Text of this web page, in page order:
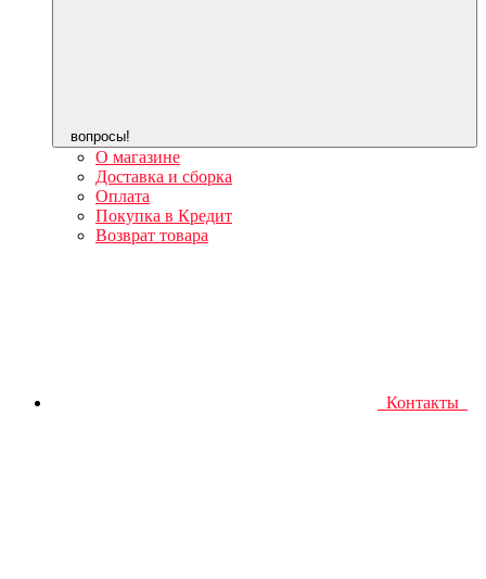
вопросы!
О магазине
Доставка и сборка
Оплата
Покупка в Кредит
Возврат товара
Контакты